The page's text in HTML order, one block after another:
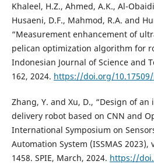
Khaleel, H.Z., Ahmed, A.K., Al-
Husaeni, D.F., Mahmod, R.A. and
“Measurement enhancement of
pelican optimization algorithm for
Indonesian Journal of Science and
162, 2024. https://doi.org/10.17509/
Zhang, Y. and Xu, D., “Design of
delivery robot based on CNN and
International Symposium on
Automation System (ISSMAS 2023),
1458. SPIE, March, 2024. https://